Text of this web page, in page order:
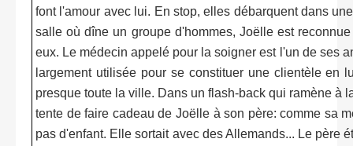
font l'amour avec lui. En stop, elles débarquent dans
salle où dîne un groupe d'hommes, Joëlle est
eux. Le médecin appelé pour la soigner est l'un de ses
largement utilisée pour se constituer une clientèle en
presque toute la ville. Dans un flash-back qui ramène à
tente de faire cadeau de Joëlle à son père: comme sa
pas d'enfant. Elle sortait avec des Allemands... Le père